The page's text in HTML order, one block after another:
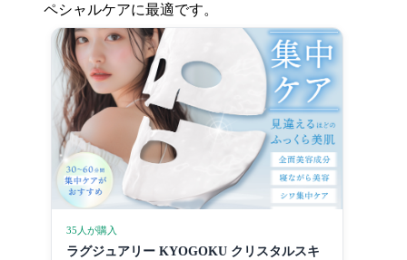
ペシャルケアに最適です。
35人が購入
ラグジュアリー KYOGOKU クリスタルスキ